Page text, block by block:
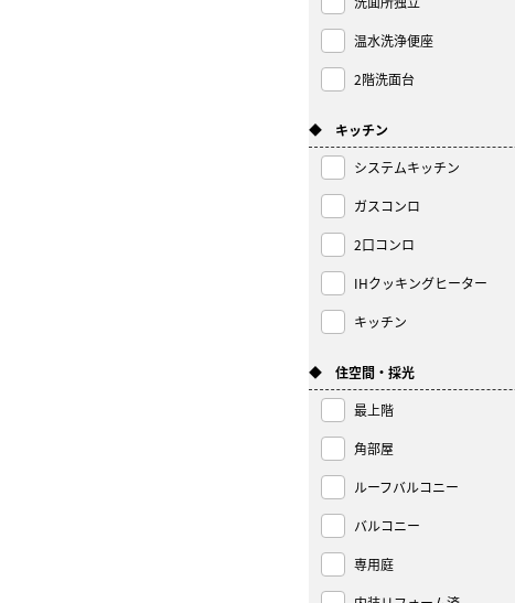
温水洗浄便座
2階洗面台
◆ キッチン
システムキッチン
ガスコンロ
2口コンロ
IHクッキングヒーター
キッチン
◆ 住空間・採光
最上階
角部屋
ルーフバルコニー
バルコニー
専用庭